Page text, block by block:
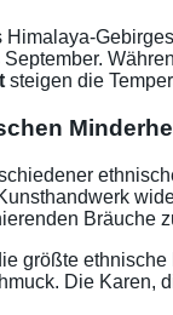
steigen die
Bräuche
größte
Die Karen,